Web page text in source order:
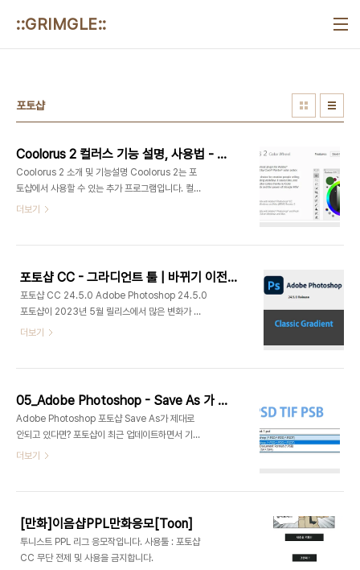
::GRIMGLE::
포토샵
Coolorus 2 컬러스 기능 설명, 사용법 - 포토샵 컬러휠 Add-On
Coolorus 2 소개 및 기능설명 Coolorus 2는 포
토샵에서 사용할 수 있는 추가 프로그램입니다. 컬러
스 사이트에서 구입 후 사용할 수 있습니다. 포토샵
다. (해당 버전 1회성 구매) -> 11월 블랙프라이데이
기간에는 할인된 가격으로 구입할 수 있습니다. 프로
그램을 구입하면 라이센스를 받습니다. 설치 후 포토
샵- Window-Extensions - Coolorus 2.5의
경로로 실행이 가능합니다. 최대 2대의 PC에서 활성
오고 그 뒤에 위와 같은 색상환 구성이 나옵니다. -
더보기
포토샵 CC - 그라디언트 툴 | 바뀌기 이전처럼 사용하기 | Classic Gradient
포토샵 CC 24.5.0 Adobe Photoshop 24.5.0
포토샵이 2023년 5월 릴리스에서 많은 변화가 있
었습니다. 생성형 채우기, 제거도구, 상황별 막대
어가 생기고 조절바를 이용해 조절이 가능합니다. 작
업 이후에도 변형이 가능해졌습니다. 잘만 사용하면
더 많은 작업을 편하게 할 수 있는 기능입니다. 다만
이전 그라디언트 툴 작업 방식이 여전히 필요하기도
합니다. 이전 그라디언트 방식이 필요하신 분들은 패
바꾸시면 예전 그라디언트 방식으로 작업하실 수 있
더보기
05_Adobe Photoshop - Save As 가 기존처럼 안될때? -> Save as a Copy
Adobe Photoshop 포토샵 Save As가 제대로
안되고 있다면? 포토샵이 최근 업데이트하면서 기능
사용이 또 바뀌었습니다. Adobe Photoshop
것이 레이어등 편집이 살아있는 파일 형식만 Save
As 로 다르게 저장이 가능합니다. | Save As - Ctrl
+ Shift + S 위와 같이 PSD, PSB, TIF 만 가능합니
다. | Save As a Copy - Ctrl+Alt+S 기존의
더보기
[만화]이음샵PPL만화응모[Toon]
투니스트 PPL 리그 응모작입니다. 사용툴 : 포토샵
CC 무단 전제 및 사용을 금지합니다.